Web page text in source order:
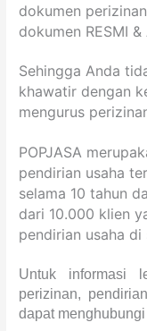
dokumen
dokumen RESMI &
Sehingga Anda
khawatir dengan
mengurus
POPJASA
pendirian usaha
selama 10 tahun
dari 10.000 klien
pendirian usaha di
Untuk informasi
perizinan,
dapat